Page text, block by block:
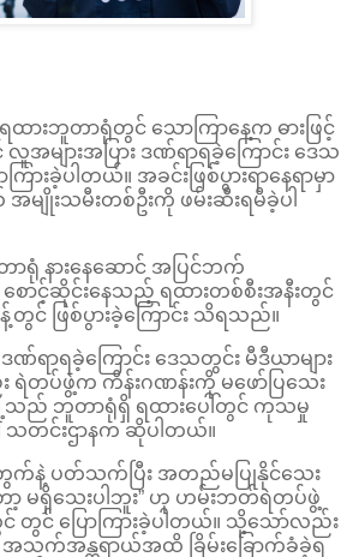
းဘူတာရုံတွင် သောကြာနေ့က ဓားဖြင့်
များအပြား ဒဏ်ရာရခဲ့ကြောင်း ဒေသ
ားခဲ့ပါတယ်။ အခင်းဖြစ်ပွားရာနေရာမှာ
ျိုးသမီးတစ်ဦးကို ဖမ်းဆီးရမိခဲ့ပါ
ရုံ နားနေဆောင် အပြင်ဘက်
စောင့်ဆိုင်းနေသည့် ရထားတစ်စီးအနီးတွင်
တွင် ဖြစ်ပွားခဲ့ကြောင်း သိရသည်။
ရာရခဲ့ကြောင်း ဒေသတွင်း မီဒီယာများ
ရဲတပ်ဖွဲ့က ကိန်းဂဏန်းကို မဖော်ပြသေး
သည် ဘူတာရုံရှိ ရထားပေါ်တွင် ကုသမှု
သတင်းဌာနက ဆိုပါတယ်။
နဲ့ ပတ်သက်ပြီး အတည်မပြုနိုင်သေး
မရှိသေးပါဘူး” ဟု ဟမ်းဘတ်ရဲတပ်ဖွဲ့
င် ပြောကြားခဲ့ပါတယ်။ သို့သော်လည်း
အသက်အန္တရာယ်အထိ ခြိမ်းခြောက်ခံခဲ့ရ